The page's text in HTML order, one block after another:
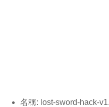
名稱: lost-sword-hack-